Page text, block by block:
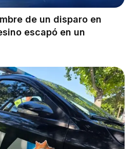
de un disparo en
escapó en un